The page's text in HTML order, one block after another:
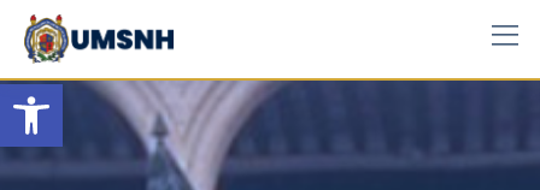
Open toolbar
Skip
content